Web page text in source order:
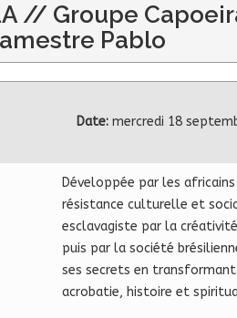
// Groupe
Pablo
Date: mercredi 18
Développée par les
résistance culturelle et
esclavagiste par la
puis par la société
ses secrets en
acrobatie, histoire et